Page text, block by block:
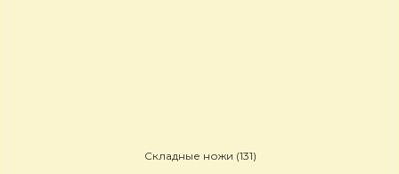
Складные ножи (131)